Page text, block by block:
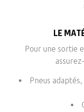
LE
Pour une sortie
Pneus